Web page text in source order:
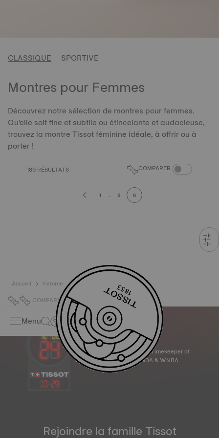
CLASSIQUE SPORTIVE
Montres pour Femmes
Découvrez notre sélection de montres pour femmes.
Qu'elle soit fine et subtile ou étincelante et audacieuse,
trouvez la montre Tissot féminine idéale, à offrir ou à
porter !
189 RÉSULTATS COMPARER BOUTON DU
1 ... 5 6
Accueil
Femme
COMPARER0
Menu
17:29
Official Timekeeper of
the NBA & WNBA
Rejoindre la famille Tissot